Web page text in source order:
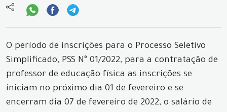
O período de inscrições para o Processo Seletivo
Simplificado, PSS N° 01/2022, para a contratação de
professor de educação física as inscrições se
iniciam no próximo dia 01 de fevereiro e se
encerram dia 07 de fevereiro de 2022, o salário de